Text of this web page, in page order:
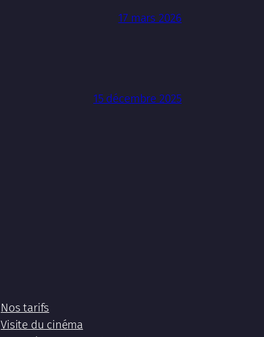
17 mars 2026
15 décembre 2025
Nos tarifs
Visite du cinéma